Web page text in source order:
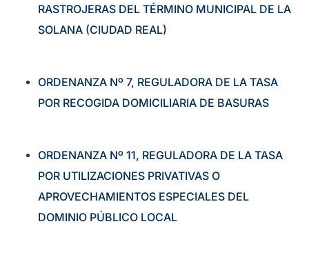
RASTROJERAS DEL TÉRMINO MUNICIPAL DE LA
SOLANA (CIUDAD REAL)
ORDENANZA Nº 7, REGULADORA DE LA TASA
POR RECOGIDA DOMICILIARIA DE BASURAS
ORDENANZA Nº 11, REGULADORA DE LA TASA
POR UTILIZACIONES PRIVATIVAS O
APROVECHAMIENTOS ESPECIALES DEL
DOMINIO PÚBLICO LOCAL